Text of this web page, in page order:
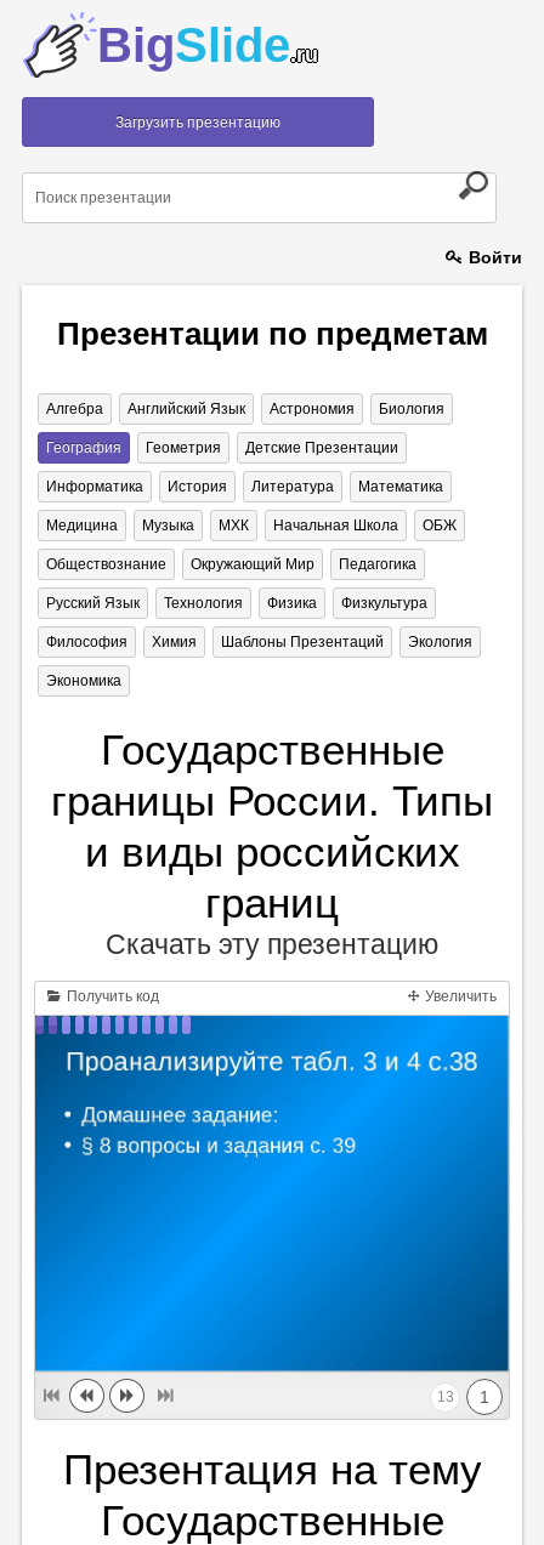
BigSlide.ru
Загрузить презентацию
Войти
Презентации по предметам
Алгебра Английский Язык Астрономия Биология
География Геометрия Детские Презентации
Информатика История Литература Математика
Медицина Музыка МХК Начальная Школа ОБЖ
Обществознание Окружающий Мир Педагогика
Русский Язык Технология Физика Физкультура
Философия Химия Шаблоны Презентаций Экология
Экономика
Государственные
границы России. Типы
и виды российских
границ
Скачать эту презентацию
Получить код Увеличить
1
13
Презентация на тему
Государственные